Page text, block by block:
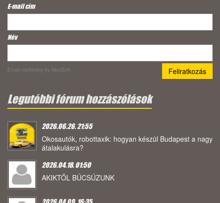
E-mail cím*
Név
Email marketing by NeoSoft
Legutóbbi fórum hozzászólások
2026.06.26. 21:55
Okosautók, robottaxik: hogyan készül Budapest a nagy
átalakulásra?
2026.04.18. 01:50
AKIKTŐL BÚCSÚZUNK